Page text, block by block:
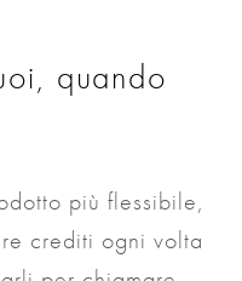
quando
più flessibile,
crediti ogni volta